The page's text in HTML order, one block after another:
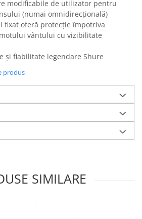
modificabile de utilizator pentru
(numai omnidirecțională)
fixat oferă protecție împotriva
vântului cu vizibilitate
și fiabilitate legendare Shure
produs
SIMILARE